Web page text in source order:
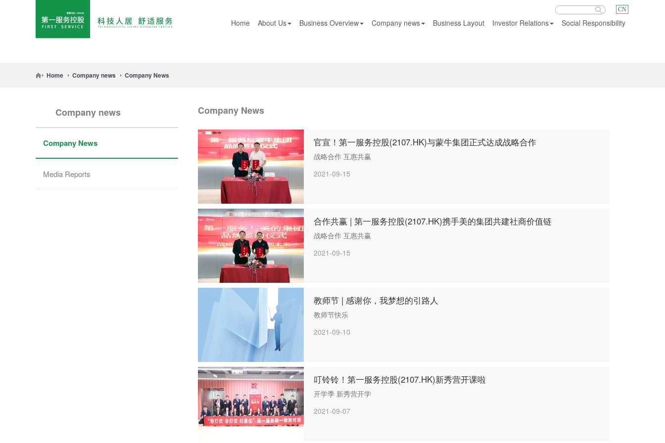
CN
Home About Us Business Overview Company news Business Layout Investor Relations Social Responsibility
Home Company news Company News
Company news
Company News
Media Reports
Company News
官宣！第一服务控股(2107.HK)与蒙牛集团正式达成战略合作
战略合作 互惠共赢
2021-09-15
合作共赢 | 第一服务控股(2107.HK)携手美的集团共建社商价值链
战略合作 互惠共赢
2021-09-15
教师节 | 感谢你，我梦想的引路人
教师节快乐
2021-09-10
叮铃铃！第一服务控股(2107.HK)新秀营开课啦
开学季 新秀营开学
2021-09-07